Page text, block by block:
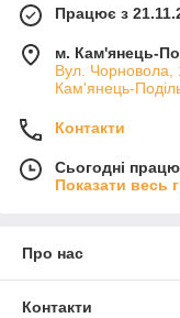
Працює з
м. Кам'янець-
Вул. Чорновола,
Кам'янець-
Контакти
Сьогодні
Показати весь
Про нас
Контакти